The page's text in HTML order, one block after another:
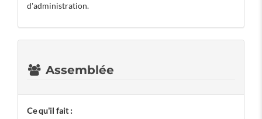
d'administration.
Assemblée
Ce qu'il fait :